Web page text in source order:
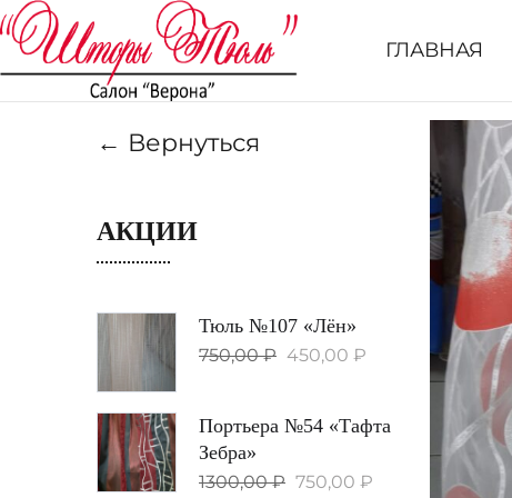
ГЛАВНАЯ
← Вернуться
АКЦИИ
Тюль №107 «Лён»
750,00₽ 450,00 ₽
Портьера №54 «Тафта
Зебра»
1300,00₽ 750,00 ₽